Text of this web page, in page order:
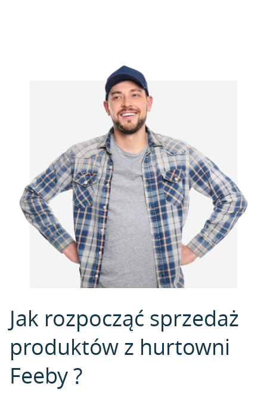
Jak rozpocząć sprzedaż
produktów z hurtowni
Feeby ?